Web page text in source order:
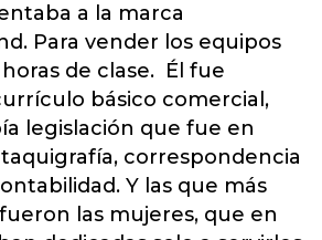
a la marca
Para vender los equipos
de clase. Él fue
básico comercial,
legislación que fue en
correspondencia
Y las que más
las mujeres, que en